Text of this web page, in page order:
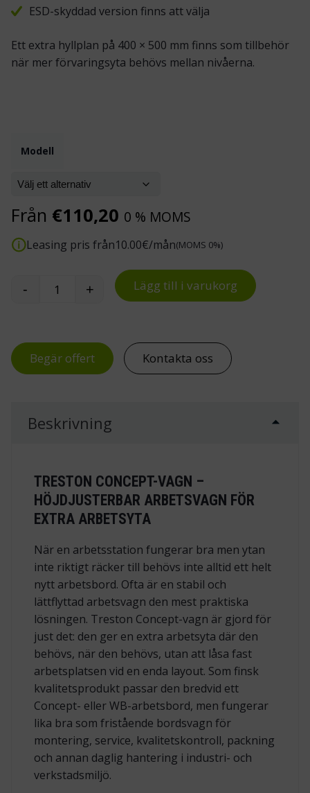
ESD-skyddad version finns att välja
Ett extra hyllplan på 400 × 500 mm finns som tillbehör
när mer förvaringsyta behövs mellan nivåerna.
Modell
Från €110,20 0 % MOMS
Leasing pris från10.00€/mån(MOMS 0%)
Treston Concept-vagn mängd
- + Lägg till i varukorg
Begär offert Kontakta oss
Beskrivning
TRESTON CONCEPT-VAGN –
HÖJDJUSTERBAR ARBETSVAGN FÖR
EXTRA ARBETSYTA
När en arbetsstation fungerar bra men ytan
inte riktigt räcker till behövs inte alltid ett helt
nytt arbetsbord. Ofta är en stabil och
lättflyttad arbetsvagn den mest praktiska
lösningen. Treston Concept-vagn är gjord för
just det: den ger en extra arbetsyta där den
behövs, när den behövs, utan att låsa fast
arbetsplatsen vid en enda layout. Som finsk
kvalitetsprodukt passar den bredvid ett
Concept- eller WB-arbetsbord, men fungerar
lika bra som fristående bordsvagn för
montering, service, kvalitetskontroll, packning
och annan daglig hantering i industri- och
verkstadsmiljö.